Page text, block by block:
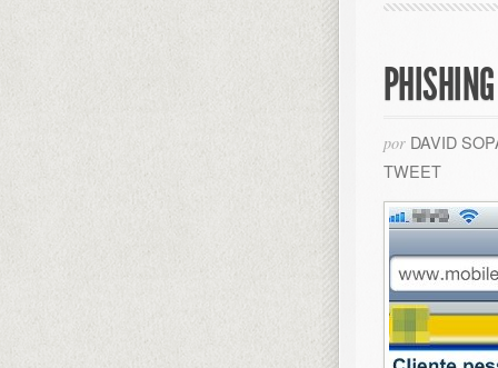
por DAVID
TWEET